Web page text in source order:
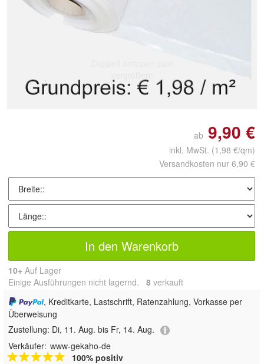
ab 9,90 €
inkl. MwSt. (1,98 €/qm)
Versandkosten nur 6,90 €
In den Warenkorb
10+ Auf Lager
Einige Ausführungen nicht lagernd. 8 verkauft
, Kreditkarte, Lastschrift, Ratenzahlung, Vorkasse per
Überweisung
Zustellung: Di, 11. Aug. bis Fr, 14. Aug.
Verkäufer: www-gekaho-de
100% positiv